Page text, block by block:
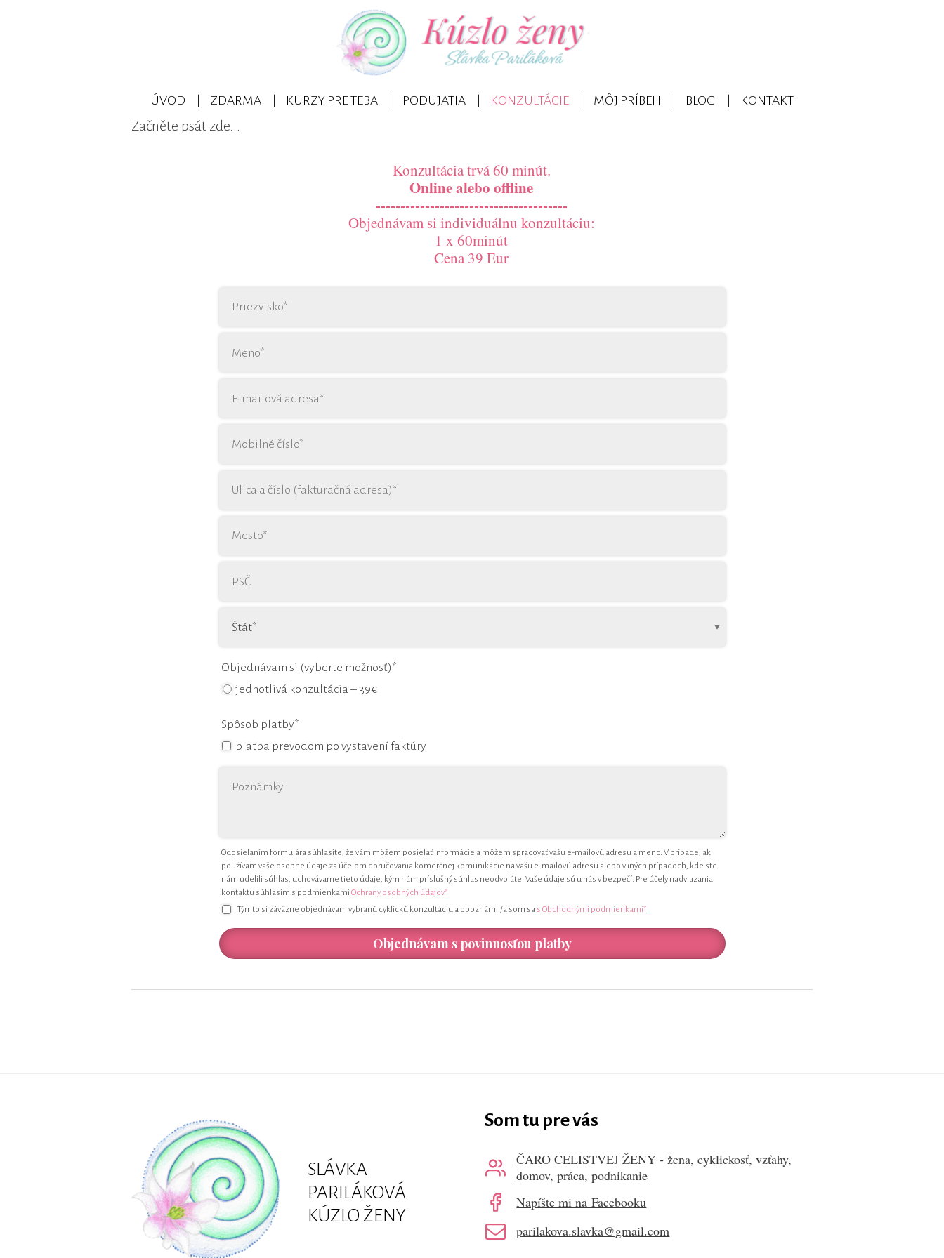
ÚVOD ZDARMA KURZY PRE TEBA PODUJATIA KONZULTÁCIE MÔJ PRÍBEH BLOG KONTAKT
Začněte psát zde...
Konzultácia trvá 60 minút.
Online alebo offline
---------------------------------------
Objednávam si individuálnu konzultáciu:
1 x 60minút
Cena 39 Eur
Objednávam si (vyberte možnosť)*
jednotlivá konzultácia – 39€
Spôsob platby*
platba prevodom po vystavení faktúry
Odosielaním formulára súhlasíte, že vám môžem posielať informácie a môžem spracovať vašu e-mailovú adresu a meno. V prípade, ak
používam vaše osobné údaje za účelom doručovania komerčnej komunikácie na vašu e-mailovú adresu alebo v iných prípadoch, kde ste
nám udelili súhlas, uchovávame tieto údaje, kým nám príslušný súhlas neodvoláte. Vaše údaje sú u nás v bezpečí. Pre účely nadviazania
kontaktu súhlasím s podmienkami Ochrany osobných údajov*
Týmto si záväzne objednávam vybranú cyklickú konzultáciu a oboznámil/a som sa s Obchodnými podmienkami*
Objednávam s povinnosťou platby
SLÁVKA
PARILÁKOVÁ
KÚZLO ŽENY
Som tu pre vás
ČARO CELISTVEJ ŽENY - žena, cyklickosť, vzťahy,
domov, práca, podnikanie
Napíšte mi na Facebooku
parilakova.slavka@gmail.com